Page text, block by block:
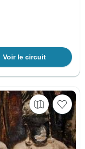
Voir le circuit